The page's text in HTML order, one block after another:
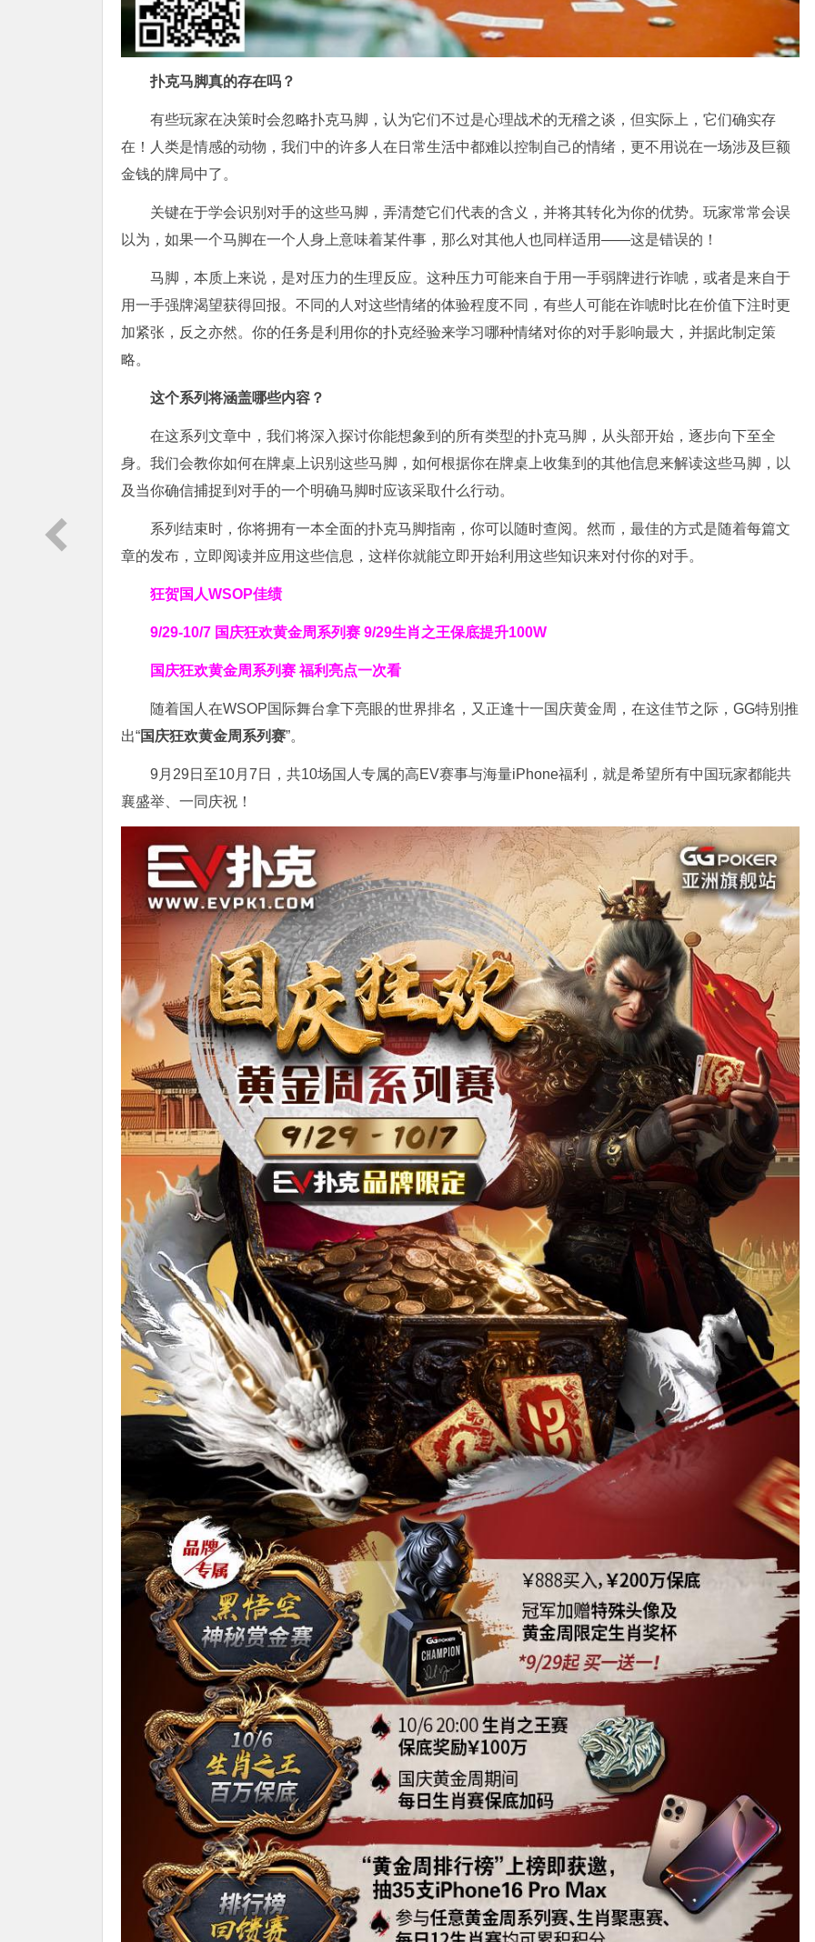
扑克马脚真的存在吗？
有些玩家在决策时会忽略扑克马脚，认为它们不过是心理战术的无稽之谈，但实际上，它们确实存
在！人类是情感的动物，我们中的许多人在日常生活中都难以控制自己的情绪，更不用说在一场涉及巨额
金钱的牌局中了。
关键在于学会识别对手的这些马脚，弄清楚它们代表的含义，并将其转化为你的优势。玩家常常会误
以为，如果一个马脚在一个人身上意味着某件事，那么对其他人也同样适用——这是错误的！
马脚，本质上来说，是对压力的生理反应。这种压力可能来自于用一手弱牌进行诈唬，或者是来自于
用一手强牌渴望获得回报。不同的人对这些情绪的体验程度不同，有些人可能在诈唬时比在价值下注时更
加紧张，反之亦然。你的任务是利用你的扑克经验来学习哪种情绪对你的对手影响最大，并据此制定策
略。
这个系列将涵盖哪些内容？
在这系列文章中，我们将深入探讨你能想象到的所有类型的扑克马脚，从头部开始，逐步向下至全
身。我们会教你如何在牌桌上识别这些马脚，如何根据你在牌桌上收集到的其他信息来解读这些马脚，以
及当你确信捕捉到对手的一个明确马脚时应该采取什么行动。
系列结束时，你将拥有一本全面的扑克马脚指南，你可以随时查阅。然而，最佳的方式是随着每篇文
章的发布，立即阅读并应用这些信息，这样你就能立即开始利用这些知识来对付你的对手。
狂贺国人WSOP佳绩
9/29-10/7 国庆狂欢黄金周系列赛 9/29生肖之王保底提升100W
国庆狂欢黄金周系列赛 福利亮点一次看
随着国人在WSOP国际舞台拿下亮眼的世界排名，又正逢十一国庆黄金周，在这佳节之际，GG特別推
出“国庆狂欢黄金周系列赛”。
9月29日至10月7日，共10场国人专属的高EV赛事与海量iPhone福利，就是希望所有中国玩家都能共
襄盛举、一同庆祝！